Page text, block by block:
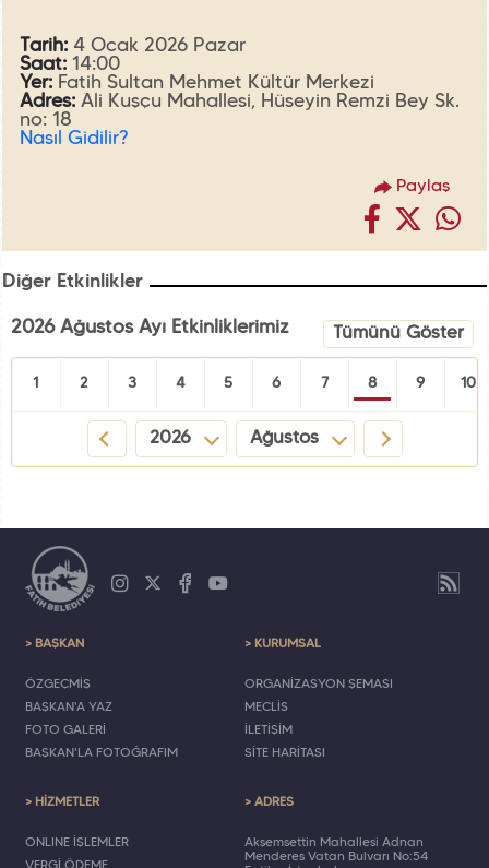
Tarih: 4 Ocak 2026 Pazar
Saat: 14:00
Yer: Fatih Sultan Mehmet Kültür Merkezi
Adres:Ali Kuşçu Mahallesi, Hüseyin Remzi Bey Sk.
no: 18
Nasıl Gidilir?
Paylaş
Diğer Etkinlikler
2026 Ağustos Ayı Etkinliklerimiz Tümünü Göster
1 2 3 4 5 6 7 8 9 10
2026 Ağustos
> BAŞKAN
ÖZGEÇMİŞ
BAŞKAN'A YAZ
FOTO GALERİ
BAŞKAN'LA FOTOĞRAFIM
> KURUMSAL
ORGANİZASYON ŞEMASI
MECLİS
İLETİŞİM
SİTE HARİTASI
> HİZMETLER
ONLINE İŞLEMLER
VERGİ ÖDEME
> ADRES
Akşemsettin Mahallesi Adnan
Menderes Vatan Bulvarı No:54